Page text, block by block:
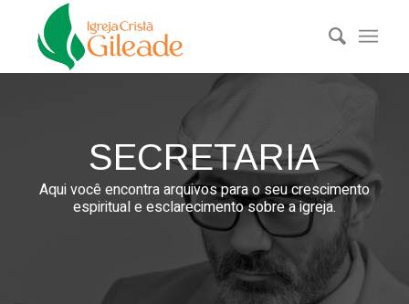
SECRETARIA
Aqui você encontra arquivos para o seu crescimento
espiritual e esclarecimento sobre a igreja.